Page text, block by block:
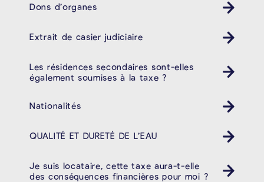
Dons d’organes
Extrait de casier judiciaire
Les résidences secondaires sont-elles
également soumises à la taxe ?
Nationalités
QUALITÉ ET DURETÉ DE L’EAU
Je suis locataire, cette taxe aura-t-elle
des conséquences financières pour moi ?